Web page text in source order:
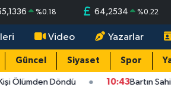
%0.18 64,2534 %0.22
Video Yazarlar
Güncel Siyaset Spor
Ölümden Döndü 10:43Bartın